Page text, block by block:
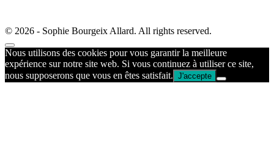
© 2026 - Sophie Bourgeix Allard. All rights reserved.
Nous utilisons des cookies pour vous garantir la meilleure
expérience sur notre site web. Si vous continuez à utiliser ce site,
nous supposerons que vous en êtes satisfait. J'accepte